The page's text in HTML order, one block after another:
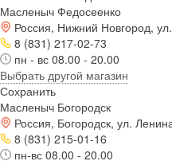
Масленыч Федосеенко
Россия, Нижний Новгород,
8 (831) 217-02-73
пн - вс 08.00 - 20.00
Выбрать другой магазин
Сохранить
Масленыч Богородск
Россия, Богородск, ул.
8 (831) 215-01-16
пн-вс 08.00 - 20.00